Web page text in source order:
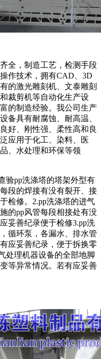
，制造工艺，检测手段
作技术，拥有CAD、3D
的激光雕刻机、文泰雕刻
裁剪机等自动化生产设
的制造经验。我公司生产
备具有耐腐蚀、耐高温、
好、刚性强、柔性高和良
应用于化工、染料、医
、水处理和环保等领
验pp洗涤塔的塔架外型有
段的焊接有没有裂开、接
检修。2.pp洗涤塔的进气
的pp风管每段相接处有没
妥善纪录便于检修3.pp洗
循环泵，各漏水、排水管
应妥善纪录，便于拆换零
处理机器设备的全部地脚
等异常情况。若有应妥善